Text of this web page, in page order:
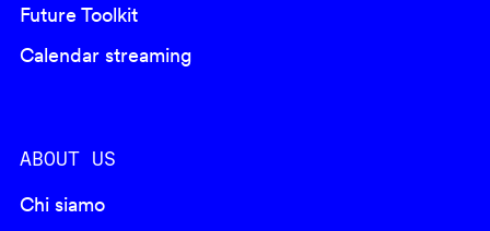
Future Toolkit
Calendar streaming
ABOUT US
Chi siamo